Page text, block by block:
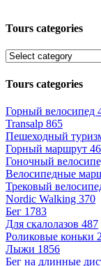
Tours categories
Tours categories
Горный велосипед
Transalp 865
Пешеходный
Горный маршрут
Гоночный
Велосипедные
Трековый
Nordic Walking 370
Бег 1783
Для скалолазов 487
Роликовые коньки
Лыжи 1856
Бег на длинные